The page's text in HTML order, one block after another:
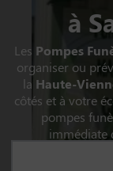
à
Les Pompes
organiser ou
la Haute-
côtés et à votre
pompes
immédiate